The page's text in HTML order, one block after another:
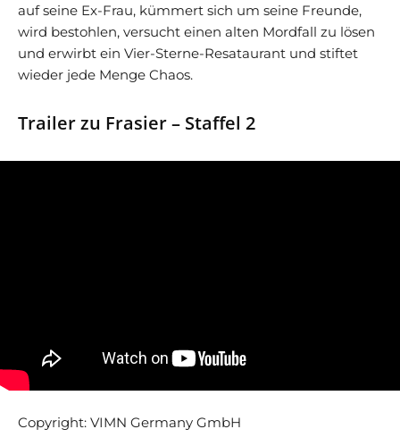
auf seine Ex-Frau, kümmert sich um seine Freunde,
wird bestohlen, versucht einen alten Mordfall zu lösen
und erwirbt ein Vier-Sterne-Resataurant und stiftet
wieder jede Menge Chaos.
Trailer zu Frasier – Staffel 2
Copyright: VIMN Germany GmbH